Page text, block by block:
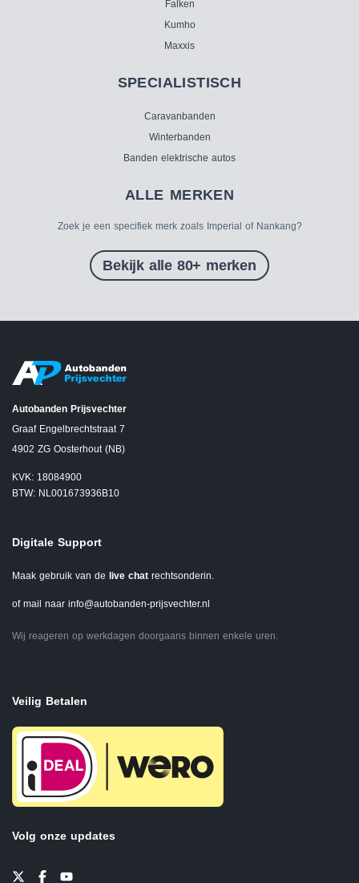
Falken
Kumho
Maxxis
SPECIALISTISCH
Caravanbanden
Winterbanden
Banden elektrische autos
ALLE MERKEN
Zoek je een specifiek merk zoals Imperial of Nankang?
Bekijk alle 80+ merken
Autobanden Prijsvechter
Graaf Engelbrechtstraat 7
4902 ZG Oosterhout (NB)
KVK: 18084900
BTW: NL001673936B10
Digitale Support
Maak gebruik van de live chat rechtsonderin.
of mail naar info@autobanden-prijsvechter.nl
Wij reageren op werkdagen doorgaans binnen enkele uren.
Veilig Betalen
Volg onze updates